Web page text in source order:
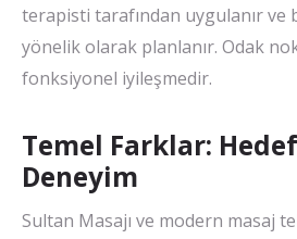
terapisti tarafından uygulanır ve
yönelik olarak planlanır. Odak
fonksiyonel iyileşmedir.
Temel Farklar:
Deneyim
Sultan Masajı ve modern masaj